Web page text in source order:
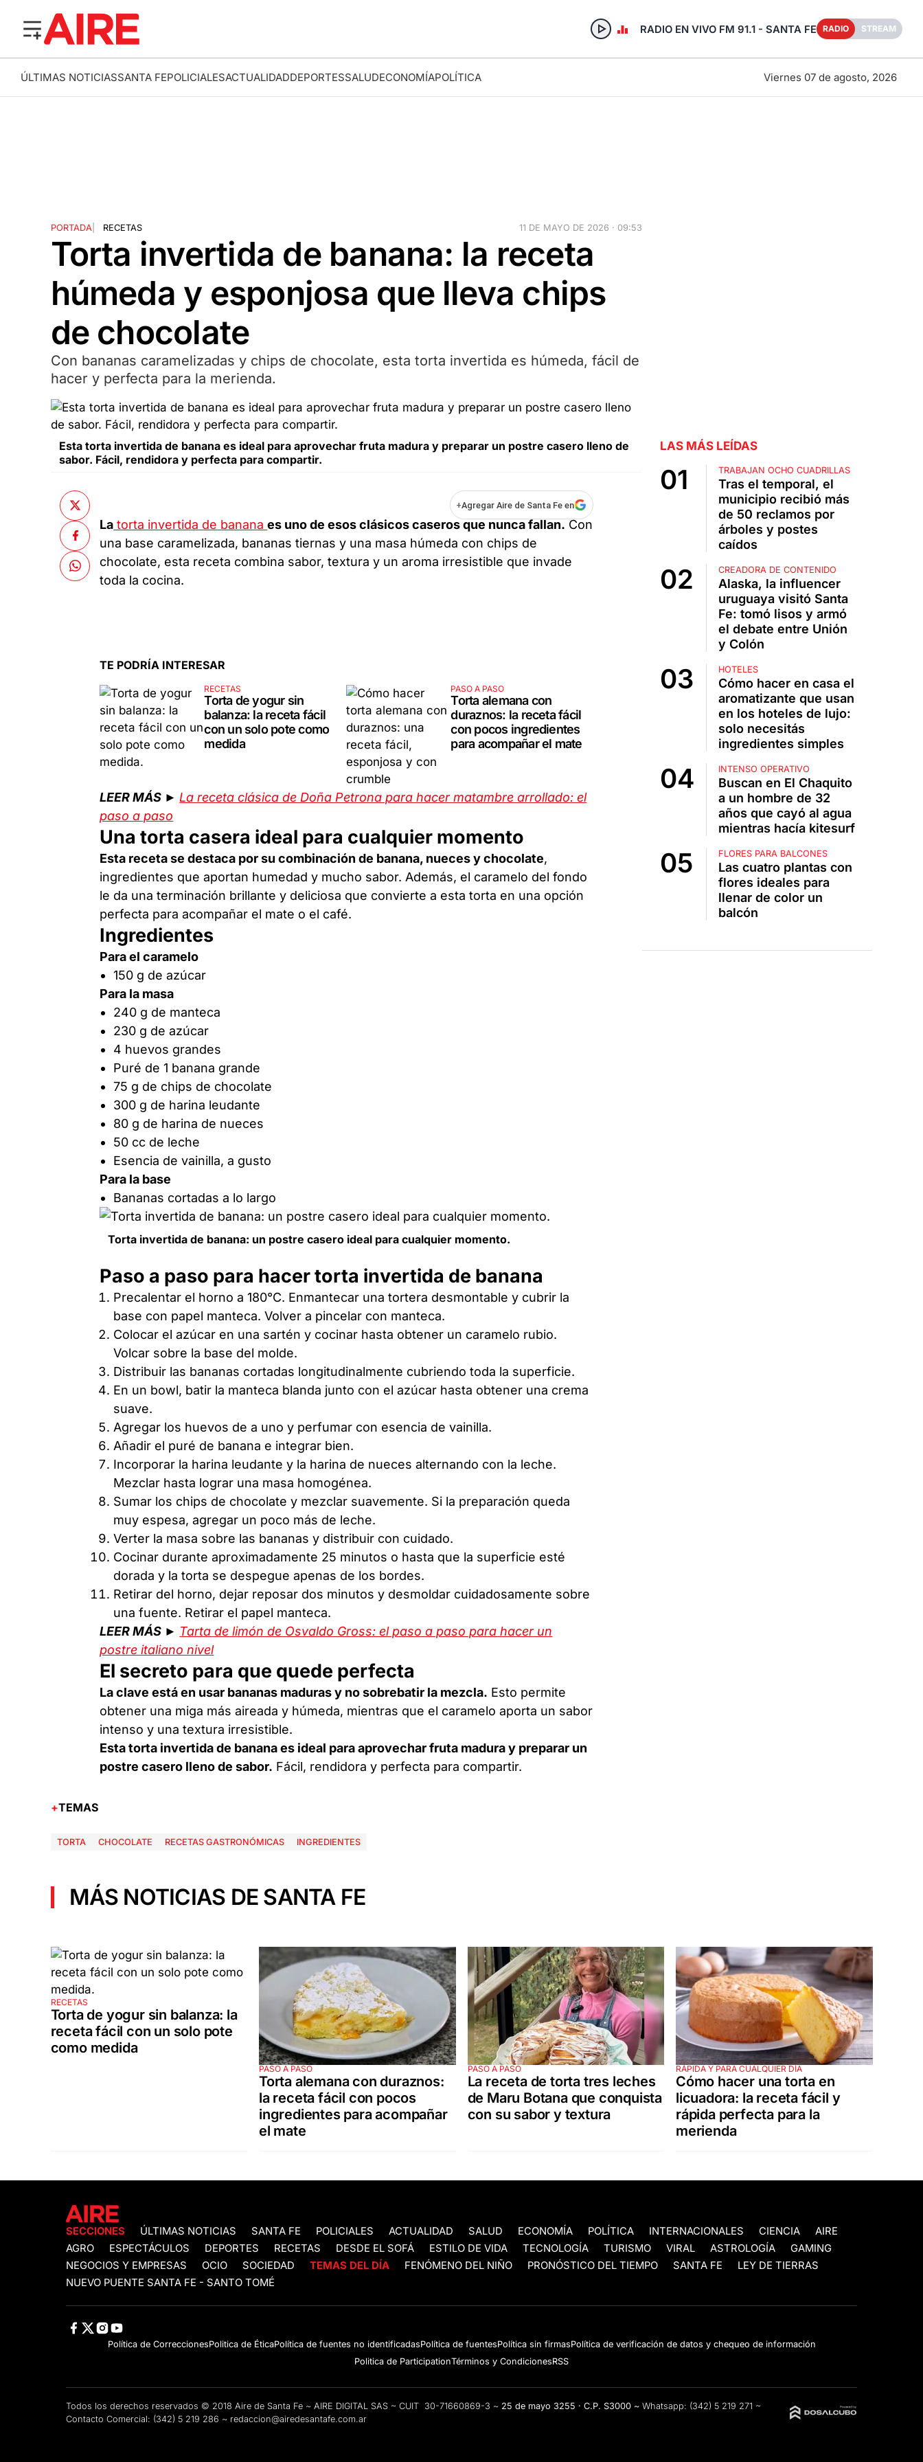
RADIO EN VIVO FM 91.1 - SANTA FE RADIO STREAM
ÚLTIMAS NOTICIASSANTA FEPOLICIALESACTUALIDADDEPORTESSALUDECONOMÍAPOLÍTICA Viernes 07 de agosto, 2026
PORTADA| RECETAS 11 DE MAYO DE 2026 · 09:53
Torta invertida de banana: la receta
húmeda y esponjosa que lleva chips
de chocolate
Con bananas caramelizadas y chips de chocolate, esta torta invertida es húmeda, fácil de
hacer y perfecta para la merienda.
Esta torta invertida de banana es ideal para aprovechar fruta madura y preparar un postre casero lleno de
sabor. Fácil, rendidora y perfecta para compartir.
+Agregar Aire de Santa Fe en
La torta invertida de bananaes uno de esos clásicos caseros que nunca fallan. Con
una base caramelizada, bananas tiernas y una masa húmeda con chips de
chocolate, esta receta combina sabor, textura y un aroma irresistible que invade
toda la cocina.
TE PODRÍA INTERESAR
RECETAS
Torta de yogur sin
balanza: la receta fácil
con un solo pote como
medida
PASO A PASO
Torta alemana con
duraznos: la receta fácil
con pocos ingredientes
para acompañar el mate
LEER MÁS ►La receta clásica de Doña Petrona para hacer matambre arrollado: el
paso a paso
Una torta casera ideal para cualquier momento
Esta receta se destaca por su combinación de banana, nueces y chocolate,
ingredientes que aportan humedad y mucho sabor. Además, el caramelo del fondo
le da una terminación brillante y deliciosa que convierte a esta torta en una opción
perfecta para acompañar el mate o el café.
Ingredientes
Para el caramelo
150 g de azúcar
Para la masa
240 g de manteca
230 g de azúcar
4 huevos grandes
Puré de 1 banana grande
75 g de chips de chocolate
300 g de harina leudante
80 g de harina de nueces
50 cc de leche
Esencia de vainilla, a gusto
Para la base
Bananas cortadas a lo largo
Torta invertida de banana: un postre casero ideal para cualquier momento.
Paso a paso para hacer torta invertida de banana
Precalentar el horno a 180°C. Enmantecar una tortera desmontable y cubrir la
base con papel manteca. Volver a pincelar con manteca.
Colocar el azúcar en una sartén y cocinar hasta obtener un caramelo rubio.
Volcar sobre la base del molde.
Distribuir las bananas cortadas longitudinalmente cubriendo toda la superficie.
En un bowl, batir la manteca blanda junto con el azúcar hasta obtener una crema
suave.
Agregar los huevos de a uno y perfumar con esencia de vainilla.
Añadir el puré de banana e integrar bien.
Incorporar la harina leudante y la harina de nueces alternando con la leche.
Mezclar hasta lograr una masa homogénea.
Sumar los chips de chocolate y mezclar suavemente. Si la preparación queda
muy espesa, agregar un poco más de leche.
Verter la masa sobre las bananas y distribuir con cuidado.
Cocinar durante aproximadamente 25 minutos o hasta que la superficie esté
dorada y la torta se despegue apenas de los bordes.
Retirar del horno, dejar reposar dos minutos y desmoldar cuidadosamente sobre
una fuente. Retirar el papel manteca.
LEER MÁS ► Tarta de limón de Osvaldo Gross: el paso a paso para hacer un
postre italiano nivel
El secreto para que quede perfecta
La clave está en usar bananas maduras y no sobrebatir la mezcla. Esto permite
obtener una miga más aireada y húmeda, mientras que el caramelo aporta un sabor
intenso y una textura irresistible.
Esta torta invertida de banana es ideal para aprovechar fruta madura y preparar un
postre casero lleno de sabor. Fácil, rendidora y perfecta para compartir.
LAS MÁS LEÍDAS
TRABAJAN OCHO CUADRILLAS
Tras el temporal, el
municipio recibió más
de 50 reclamos por
árboles y postes
caídos
CREADORA DE CONTENIDO
Alaska, la influencer
uruguaya visitó Santa
Fe: tomó lisos y armó
el debate entre Unión
y Colón
HOTELES
Cómo hacer en casa el
aromatizante que usan
en los hoteles de lujo:
solo necesitás
ingredientes simples
INTENSO OPERATIVO
Buscan en El Chaquito
a un hombre de 32
años que cayó al agua
mientras hacía kitesurf
FLORES PARA BALCONES
Las cuatro plantas con
flores ideales para
llenar de color un
balcón
TEMAS
TORTA CHOCOLATE RECETAS GASTRONÓMICAS INGREDIENTES
MÁS NOTICIAS DE SANTA FE
RECETAS
Torta de yogur sin balanza: la
receta fácil con un solo pote
como medida
PASO A PASO
Torta alemana con duraznos:
la receta fácil con pocos
ingredientes para acompañar
el mate
PASO A PASO
La receta de torta tres leches
de Maru Botana que conquista
con su sabor y textura
RÁPIDA Y PARA CUALQUIER DÍA
Cómo hacer una torta en
licuadora: la receta fácil y
rápida perfecta para la
merienda
SECCIONES ÚLTIMAS NOTICIAS SANTA FE POLICIALES ACTUALIDAD SALUD ECONOMÍA POLÍTICA INTERNACIONALES CIENCIA
AIRE
AGRO
ESPECTÁCULOS DEPORTES RECETAS DESDE EL SOFÁ ESTILO DE VIDA TECNOLOGÍA TURISMO VIRAL ASTROLOGÍA
GAMING
NEGOCIOS Y EMPRESAS
OCIO SOCIEDAD TEMAS DEL DÍA FENÓMENO DEL NIÑO PRONÓSTICO DEL TIEMPO SANTA FE
LEY DE TIERRAS
NUEVO PUENTE SANTA FE - SANTO TOMÉ
Política de CorreccionesPolitica de ÉticaPolítica de fuentes no identificadasPolítica de fuentesPolítica sin firmasPolítica de verificación de datos y chequeo de información
Politica de ParticipationTérminos y CondicionesRSS
Todos los derechos reservados © 2018 Aire de Santa Fe ~ AIRE DIGITAL SAS ~ CUIT 30-71660869-3 ~ 25 de mayo 3255 · C.P. S3000 ~ Whatsapp: (342) 5 219 271 ~
Contacto Comercial: (342) 5 219 286 ~ redaccion@airedesantafe.com.ar